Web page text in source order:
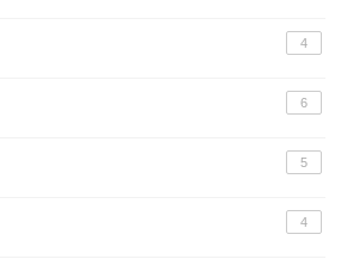
4
6
5
4